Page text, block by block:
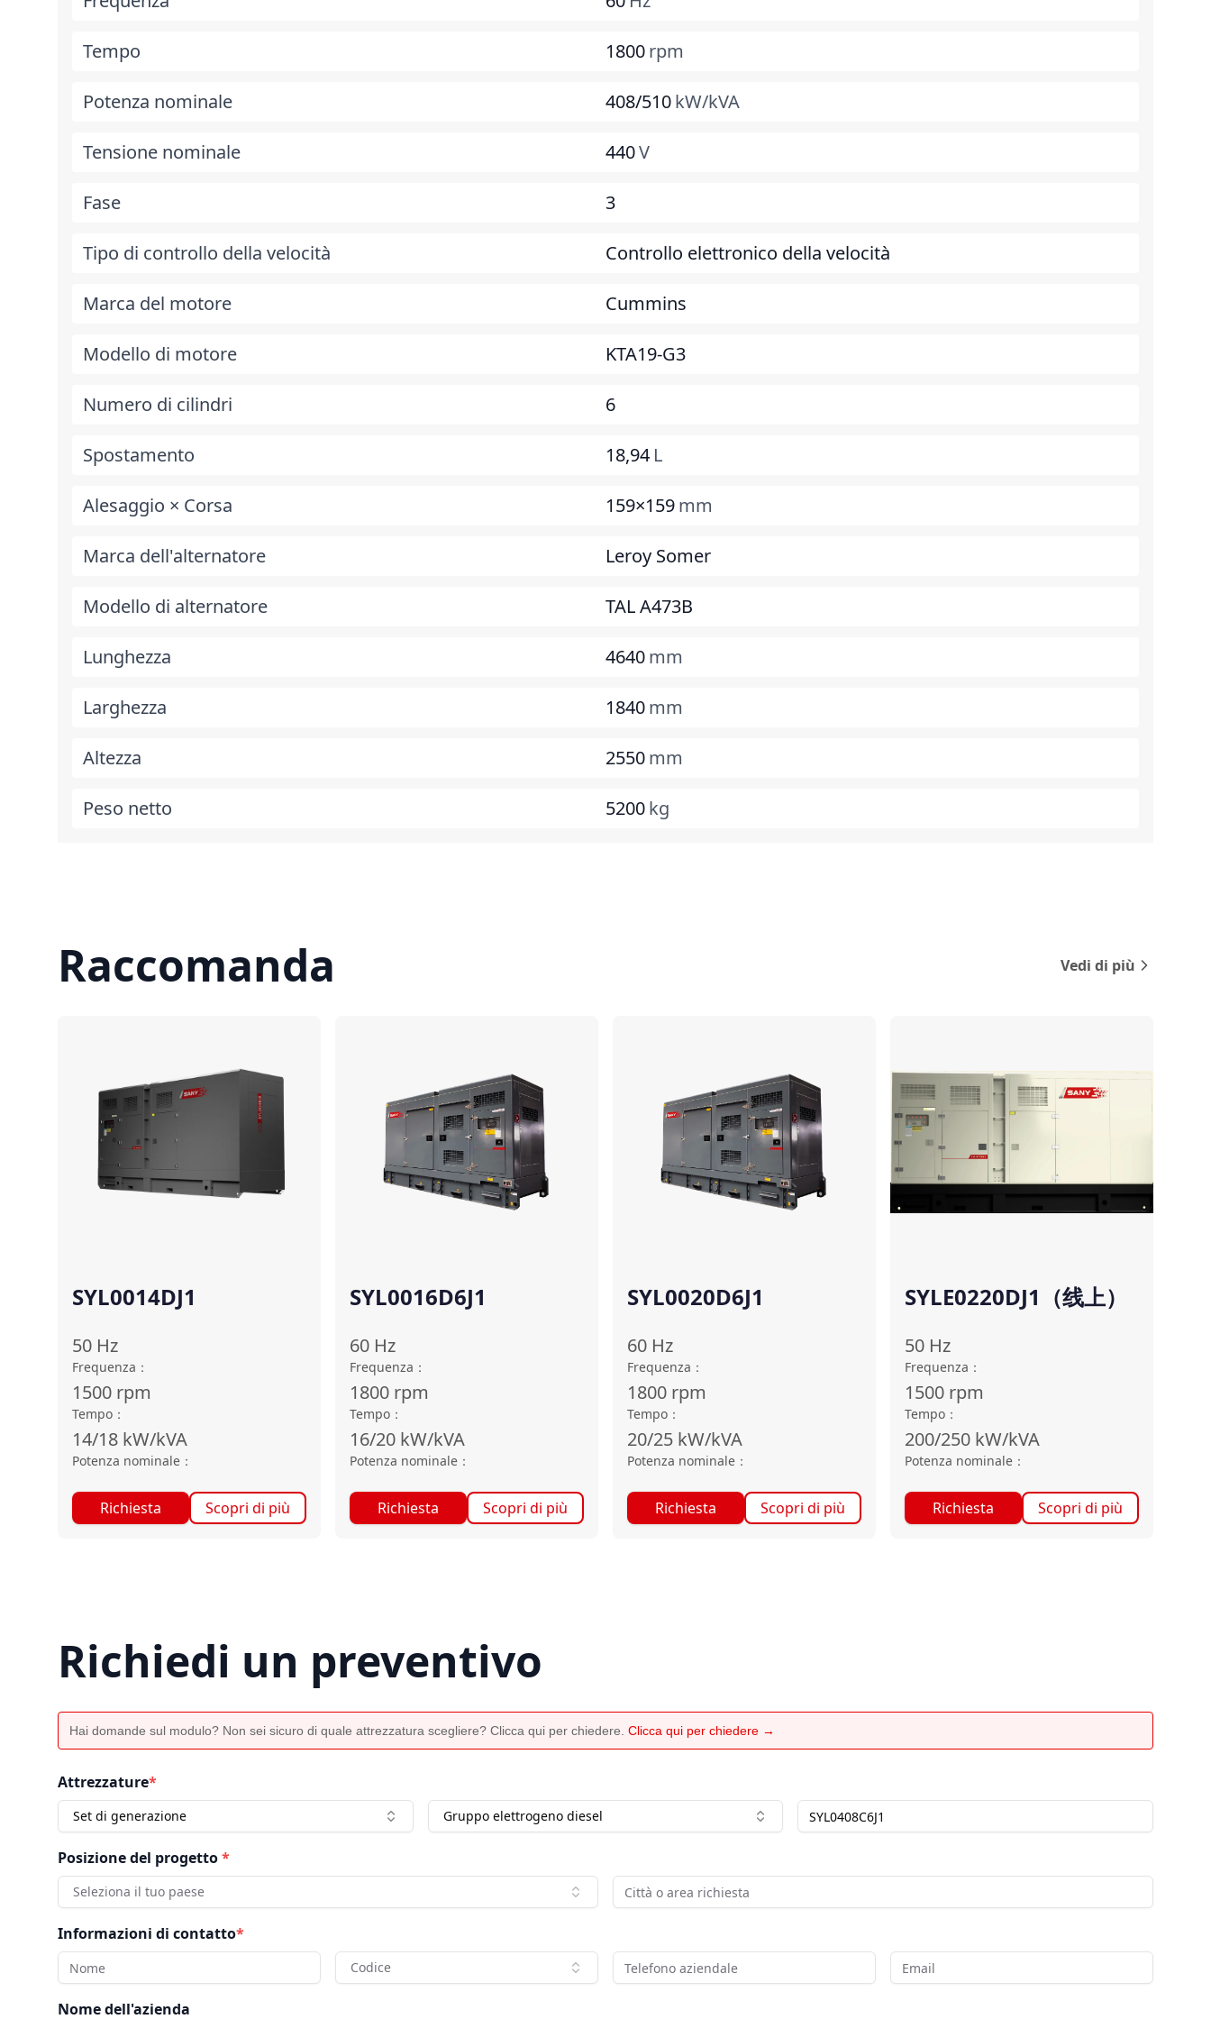
Tempo 1800rpm
Potenza nominale 408/510kW/kVA
Tensione nominale 440V
Fase 3
Tipo di controllo della velocità Controllo elettronico della velocità
Marca del motore Cummins
Modello di motore KTA19-G3
Numero di cilindri 6
Spostamento 18,94 L
Alesaggio × Corsa 159×159mm
Marca dell'alternatore Leroy Somer
Modello di alternatore TAL A473B
Lunghezza 4640mm
Larghezza 1840mm
Altezza 2550mm
Peso netto 5200kg
Raccomanda Vedi di più
SYL0014DJ1
50 Hz
Frequenza ：
1500 rpm
Tempo ：
14/18 kW/kVA
Potenza nominale ：
Richiesta Scopri di più
SYL0016D6J1
60 Hz
Frequenza ：
1800 rpm
Tempo ：
16/20 kW/kVA
Potenza nominale ：
Richiesta Scopri di più
SYL0020D6J1
60 Hz
Frequenza ：
1800 rpm
Tempo ：
20/25 kW/kVA
Potenza nominale ：
Richiesta Scopri di più
SYLE0220DJ1（线上）
50 Hz
Frequenza ：
1500 rpm
Tempo ：
200/250 kW/kVA
Potenza nominale ：
Richiesta Scopri di più
Richiedi un preventivo
Hai domande sul modulo? Non sei sicuro di quale attrezzatura scegliere? Clicca qui per chiedere. Clicca qui per chiedere →
Attrezzature*
Set di generazione Gruppo elettrogeno diesel
Posizione del progetto*
Seleziona il tuo paese
Informazioni di contatto*
Codice
Nome dell'azienda